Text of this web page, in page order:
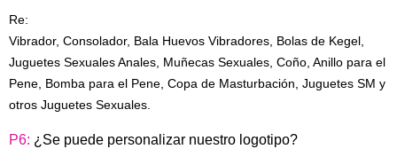
Re:
Vibrador, Consolador, Bala Huevos Vibradores, Bolas de Kegel,
Juguetes Sexuales Anales, Muñecas Sexuales, Coño, Anillo para el
Pene, Bomba para el Pene, Copa de Masturbación, Juguetes SM y
otros Juguetes Sexuales
P6: ¿Se puede personalizar nuestro logotipo?